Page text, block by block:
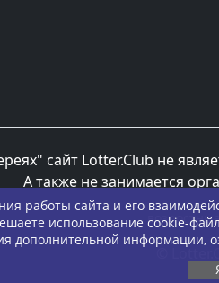
сайт Lotter.Club не
А также не занимается
©
работы сайта и его
использование cookie-
дополнительной информации,